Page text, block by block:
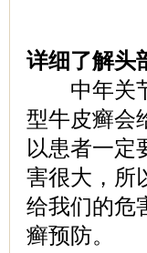
详细了解头
中年关节
型牛皮癣会
以患者一定
害很大，所
给我们的危
癣预防。